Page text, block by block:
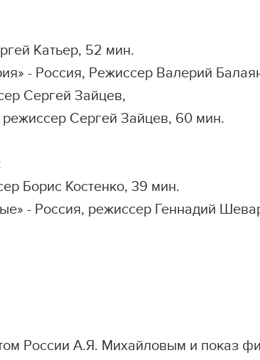
Катьер, 52 мин.
- Россия, Режиссер Валерий
Сергей Зайцев,
Сергей Зайцев, 60 мин.
Борис Костенко, 39 мин.
- Россия, режиссер Геннадий
России А.Я. Михайловым и показ